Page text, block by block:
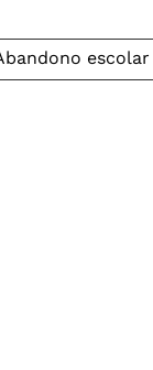
escolar